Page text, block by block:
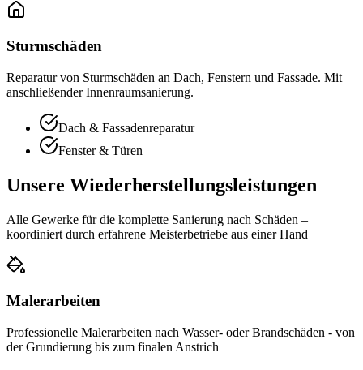
Sturmschäden
Reparatur von Sturmschäden an Dach, Fenstern und Fassade. Mit
anschließender Innenraumsanierung.
Dach & Fassadenreparatur
Fenster & Türen
Unsere Wiederherstellungsleistungen
Alle Gewerke für die komplette Sanierung nach Schäden –
koordiniert durch erfahrene Meisterbetriebe aus einer Hand
Malerarbeiten
Professionelle Malerarbeiten nach Wasser- oder Brandschäden - von
der Grundierung bis zum finalen Anstrich